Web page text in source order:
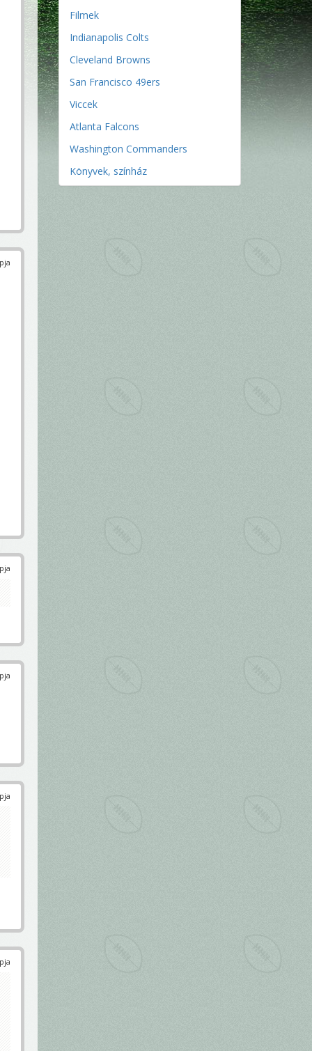
Filmek
Indianapolis Colts
Cleveland Browns
San Francisco 49ers
Viccek
Atlanta Falcons
Washington Commanders
Könyvek, színház